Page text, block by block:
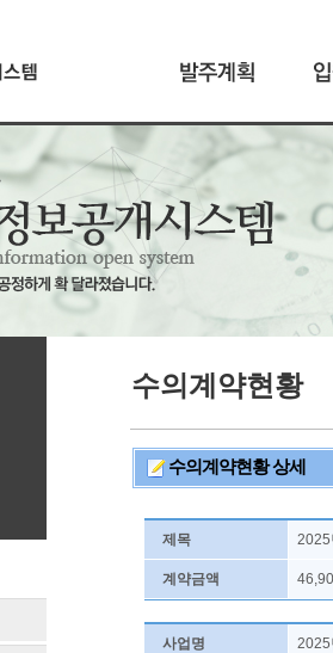
수의계약현황
수의계약현황 상세
제목 2025
계약금액
사업명 2025